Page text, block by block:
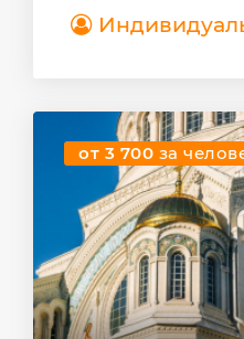
от 3 700 за